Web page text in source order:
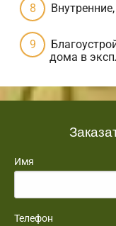
дома в
Имя
Телефон